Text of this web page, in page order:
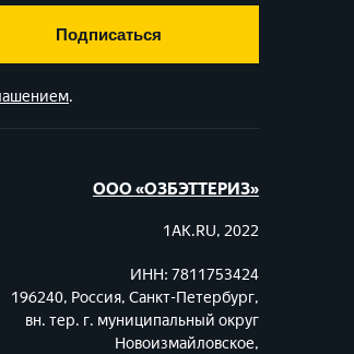
Подписаться
.
ООО «ОЗБЭТТЕРИЗ»
1AK.RU, 2022
ИНН: 7811753424
196240, Россия, Санкт-Петербург,
вн. тер. г. муниципальный округ
Новоизмайловское,